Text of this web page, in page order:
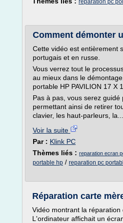
reparation pc
Comment démonter
Cette vidéo est entièrement
portugais et en russe.
Vous verrez tout le
au mieux dans le
portable HP PAVILION 17 X
Pas à pas, vous serez
permettant ainsi de retirer
clavier, les haut-parleurs, la...
Voir la suite
Par : Klink PC
Thèmes liés : reparation ecran
portable hp / reparation pc
Réparation carte
Vidéo montrant la réparation
L'ordinateur affichait un